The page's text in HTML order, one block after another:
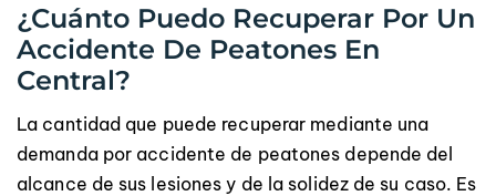
¿Cuánto Puedo Recuperar Por Un
Accidente De Peatones En
Central?
La cantidad que puede recuperar mediante una
demanda por accidente de peatones depende del
alcance de sus lesiones y de la solidez de su caso. Es